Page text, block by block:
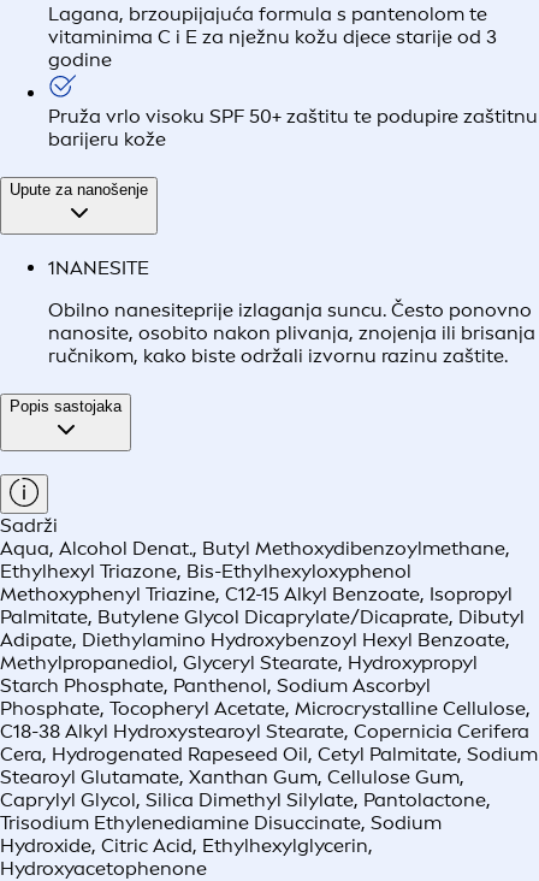
Lagana, brzoupijajuća formula s pantenolom te
vitaminima C i E za nježnu kožu djece starije od 3
godine
Pruža vrlo visoku SPF 50+ zaštitu te podupire zaštitnu
barijeru kože
Upute za nanošenje
1NANESITE
Obilno nanesiteprije izlaganja suncu. Često ponovno
nanosite, osobito nakon plivanja, znojenja ili brisanja
ručnikom, kako biste održali izvornu razinu zaštite.
Popis sastojaka
Sadrži
Aqua, Alcohol Denat., Butyl Methoxydibenzoylmethane,
Ethylhexyl Triazone, Bis-Ethylhexyloxyphenol
Methoxyphenyl Triazine, C12-15 Alkyl Benzoate, Isopropyl
Palmitate, Butylene Glycol Dicaprylate/Dicaprate, Dibutyl
Adipate, Diethylamino Hydroxybenzoyl Hexyl Benzoate,
Methylpropanediol, Glyceryl Stearate, Hydroxypropyl
Starch Phosphate, Panthenol, Sodium Ascorbyl
Phosphate, Tocopheryl Acetate, Microcrystalline Cellulose,
C18-38 Alkyl Hydroxystearoyl Stearate, Copernicia Cerifera
Cera, Hydrogenated Rapeseed Oil, Cetyl Palmitate, Sodium
Stearoyl Glutamate, Xanthan Gum, Cellulose Gum,
Caprylyl Glycol, Silica Dimethyl Silylate, Pantolactone,
Trisodium Ethylenediamine Disuccinate, Sodium
Hydroxide, Citric Acid, Ethylhexylglycerin,
Hydroxyacetophenone